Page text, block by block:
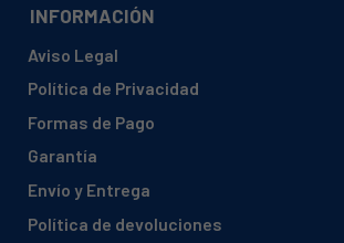
ARISTON, A1635UK - 27051 - 80270510030
ARISTON, AA1000BFR
INFORMACIÓN
Aviso Legal
Política de Privacidad
Formas de Pago
Garantía
Envío y Entrega
Política de devoluciones